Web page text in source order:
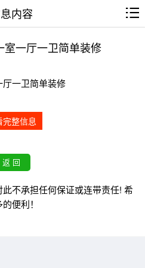
内容
室一厅一卫简单装修
一卫简单装修
完整信息
不承担任何保证或连带责任! 希
便利！